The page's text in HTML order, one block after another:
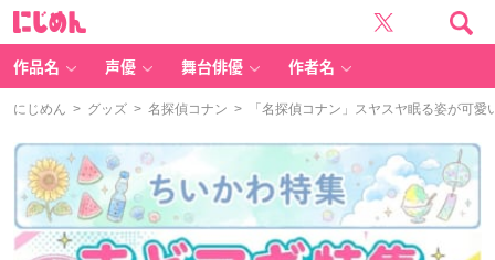
作品名 声優 舞台俳優 作者名
にじめん > グッズ > 名探偵コナン > 「名探偵コナン」スヤスヤ眠る姿が可愛